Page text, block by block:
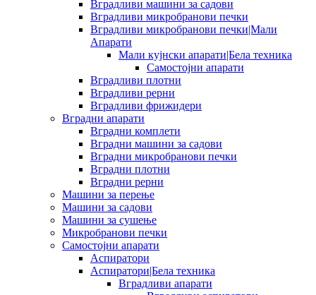
Вградливи машини за садови
Вградливи микробранови печки
Вградливи микробранови печки|Мали
Апарати
Мали кујнски апарати|Бела техника
Самостојни апарати
Вградливи плотни
Вградливи рерни
Вградливи фрижидери
Вградни апарати
Вградни комплети
Вградни машини за садови
Вградни микробранови печки
Вградни плотни
Вградни рерни
Машини за перење
Машини за садови
Машини за сушење
Микробранови печки
Самостојни апарати
Аспиратори
Аспиратори|Бела техника
Вградливи апарати